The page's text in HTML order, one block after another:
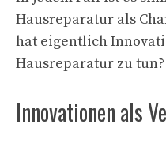
Hausreparatur als
hat eigentlich
Hausreparatur zu tun?
Innovationen als